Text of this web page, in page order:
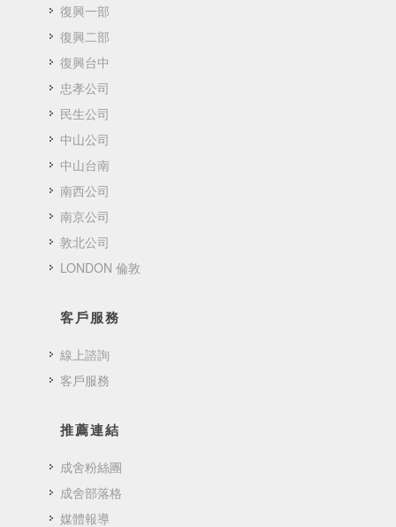
復興一部
復興二部
復興台中
忠孝公司
民生公司
中山公司
中山台南
南西公司
南京公司
敦北公司
LONDON 倫敦
客戶服務
線上諮詢
客戶服務
推薦連結
成舍粉絲團
成舍部落格
媒體報導